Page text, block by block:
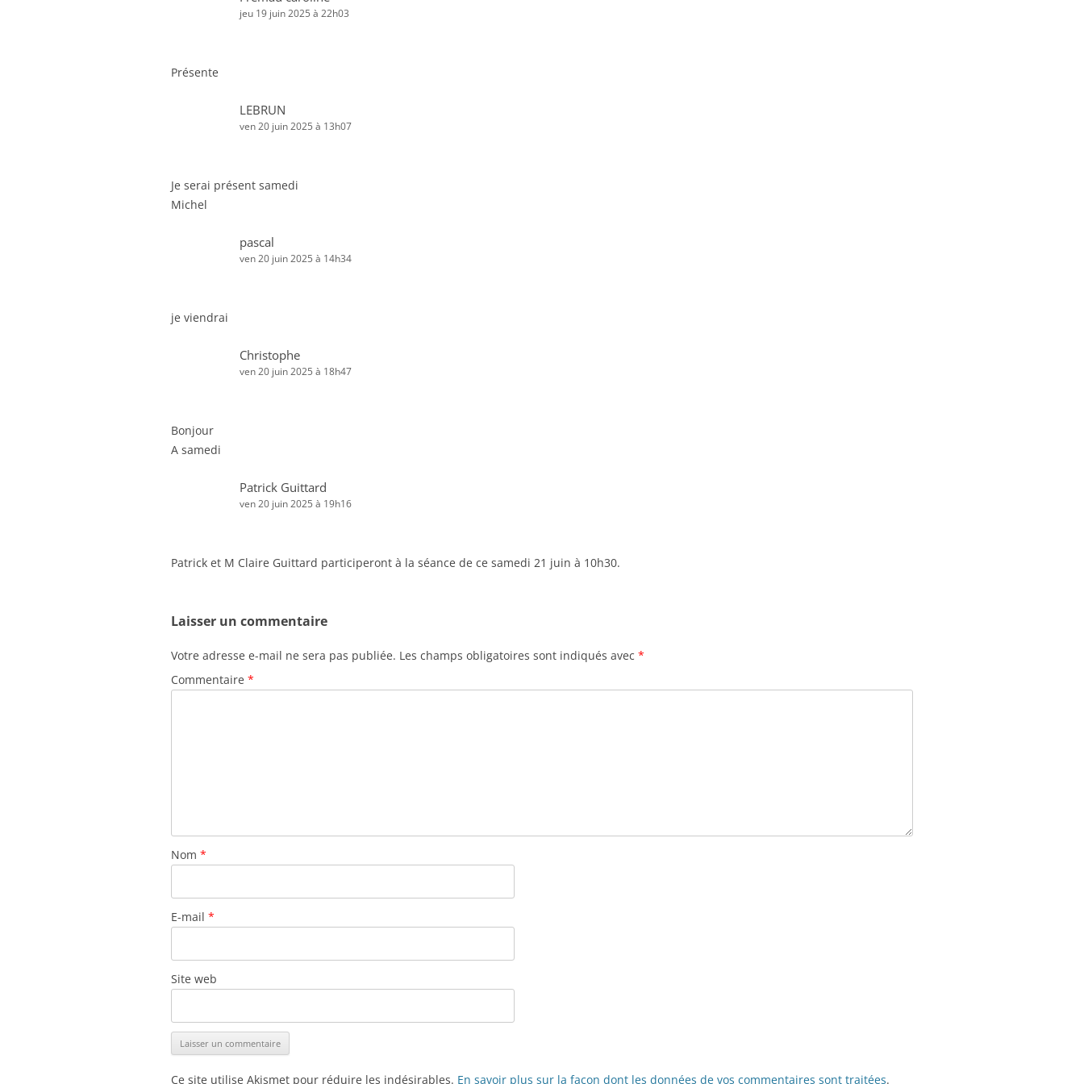
jeu 19 juin 2025 à 22h03
Présente
LEBRUN
ven 20 juin 2025 à 13h07
Je serai présent samedi
Michel
pascal
ven 20 juin 2025 à 14h34
je viendrai
Christophe
ven 20 juin 2025 à 18h47
Bonjour
A samedi
Patrick Guittard
ven 20 juin 2025 à 19h16
Patrick et M Claire Guittard participeront à la séance de ce samedi 21 juin à 10h30.
Laisser un commentaire
Votre adresse e-mail ne sera pas publiée. Les champs obligatoires sont indiqués avec *
Commentaire *
Nom *
E-mail *
Site web
Ce site utilise Akismet pour réduire les indésirables. En savoir plus sur la façon dont les données de vos commentaires sont traitées.